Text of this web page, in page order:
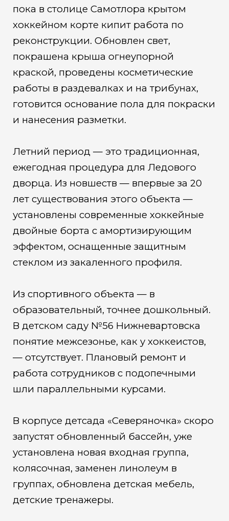
пока в столице Самотлора крытом
хоккейном корте кипит работа по
реконструкции. Обновлен свет,
покрашена крыша огнеупорной
краской, проведены косметические
работы в раздевалках и на трибунах,
готовится основание пола для покраски
и нанесения разметки.
Летний период — это традиционная,
ежегодная процедура для Ледового
дворца. Из новшеств — впервые за 20
лет существования этого объекта —
установлены современные хоккейные
двойные борта с амортизирующим
эффектом, оснащенные защитным
стеклом из закаленного профиля.
Из спортивного объекта — в
образовательный, точнее дошкольный.
В детском саду №56 Нижневартовска
понятие межсезонье, как у хоккеистов,
— отсутствует. Плановый ремонт и
работа сотрудников с подопечными
шли параллельными курсами.
В корпусе детсада «Северяночка» скоро
запустят обновленный бассейн, уже
установлена новая входная группа,
колясочная, заменен линолеум в
группах, обновлена детская мебель,
детские тренажеры.